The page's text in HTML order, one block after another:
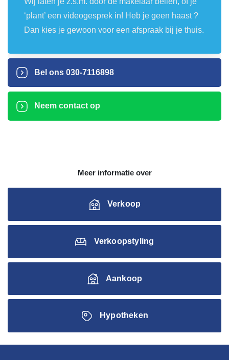
‘plant’ een videogesprek in! Heb je geen haast ?
Dan kies je gewoon voor een afspraak bij je thuis.
Bel ons 030-7116898
Neem contact op
Meer informatie over
Verkoop
Verkoopstyling
Aankoop
Hypotheken